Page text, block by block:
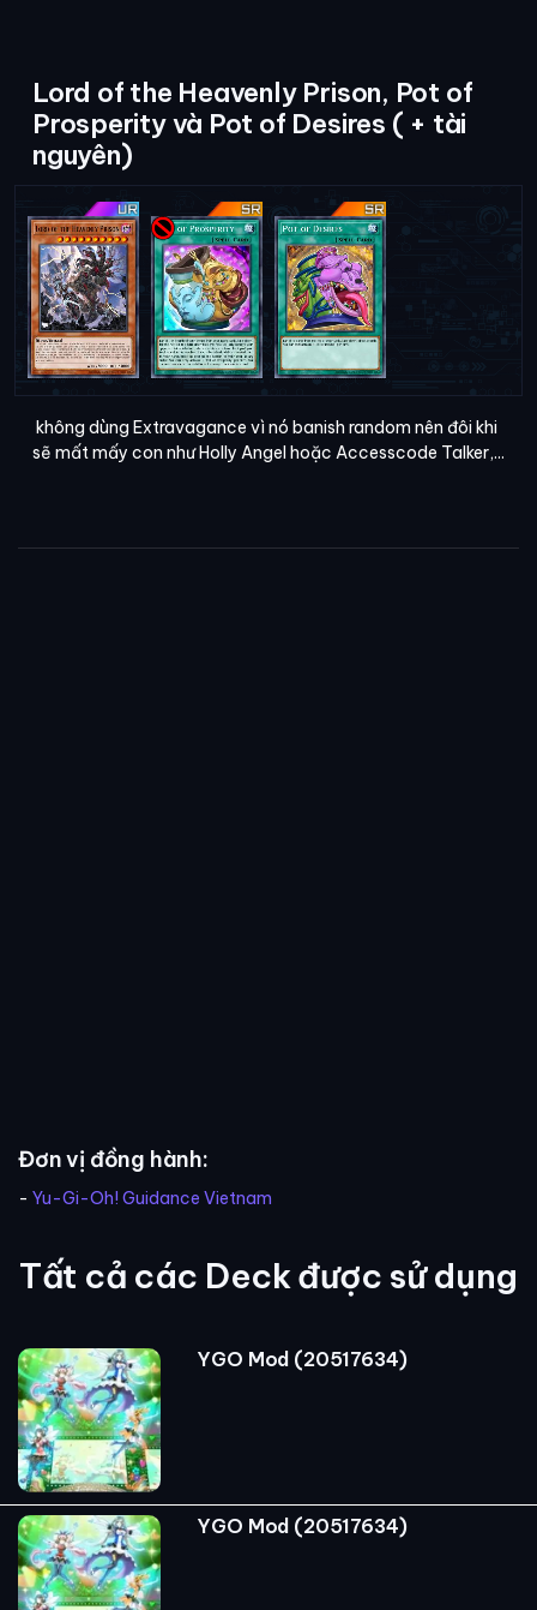
Lord of the Heavenly Prison, Pot of
Prosperity và Pot of Desires ( + tài
nguyên)
không dùng Extravagance vì nó banish random nên đôi khi
sẽ mất mấy con như Holly Angel hoặc Accesscode Talker,...
Đơn vị đồng hành:
- Yu-Gi-Oh! Guidance Vietnam
Tất cả các Deck được sử dụng
YGO Mod (20517634)
YGO Mod (20517634)